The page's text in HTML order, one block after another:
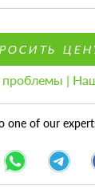
проблемы |
one of our